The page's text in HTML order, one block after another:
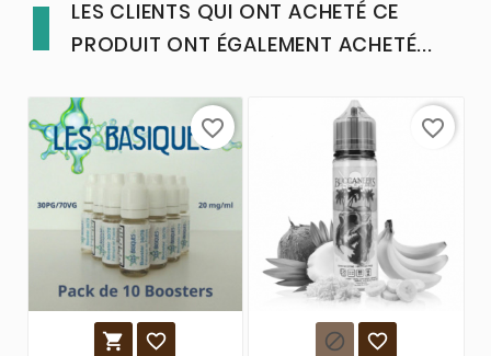
LES CLIENTS QUI ONT ACHETÉ CE
PRODUIT ONT ÉGALEMENT ACHETÉ...
 
favorite_border
 
favorite_border